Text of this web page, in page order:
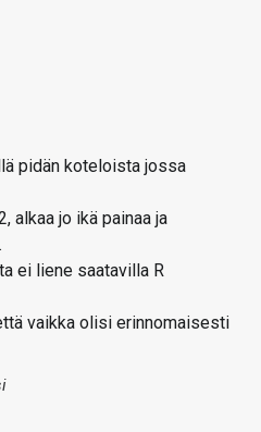
pidän koteloista jossa
alkaa jo ikä painaa ja
ei liene saatavilla R
vaikka olisi erinnomaisesti